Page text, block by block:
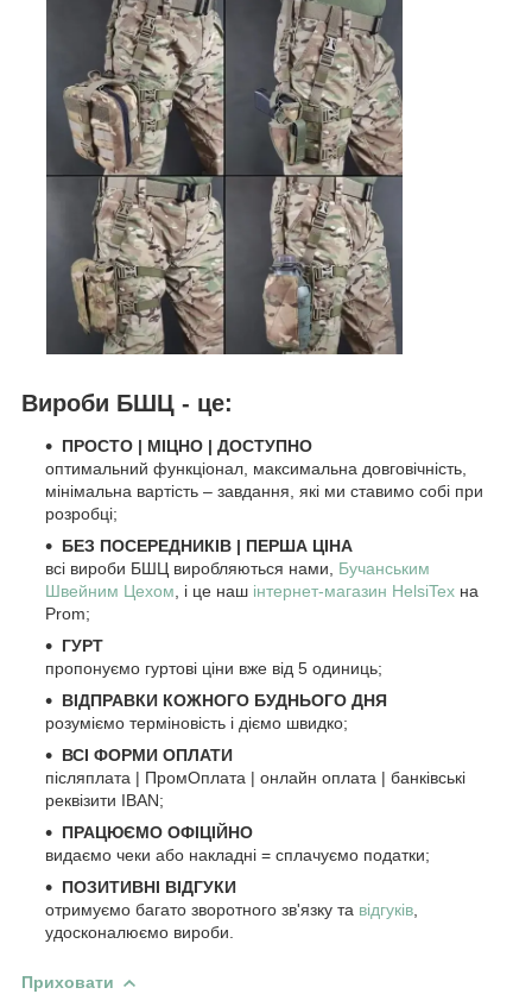
Вироби БШЦ - це:
ПРОСТО | МІЦНО | ДОСТУПНО
оптимальний функціонал, максимальна довговічність,
мінімальна вартість – завдання, які ми ставимо собі при
розробці;
БЕЗ ПОСЕРЕДНИКІВ | ПЕРША ЦІНА
всі вироби БШЦ виробляються нами, Бучанським
Швейним Цехом , і це наш інтернет-магазин HelsiTex на
Prom;
ГУРТ
пропонуємо гуртові ціни вже від 5 одиниць;
ВІДПРАВКИ КОЖНОГО БУДНЬОГО ДНЯ
розуміємо терміновість і діємо швидко;
ВСІ ФОРМИ ОПЛАТИ
післяплата | ПромОплата | онлайн оплата | банківські
реквізити IBAN;
ПРАЦЮЄМО ОФІЦІЙНО
видаємо чеки або накладні = сплачуємо податки;
ПОЗИТИВНІ ВІДГУКИ
отримуємо багато зворотного зв'язку та відгуків
удосконалюємо вироби.
Приховати